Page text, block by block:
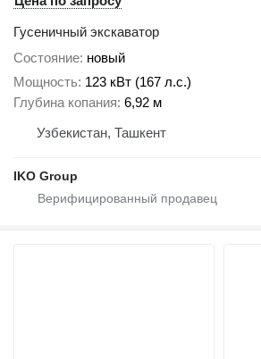
Гусеничный экскаватор
Состояние новый
Мощность 123 кВт (167 л.с.)
Глубина копания 6,92 м
Узбекистан, Ташкент
IKO Group